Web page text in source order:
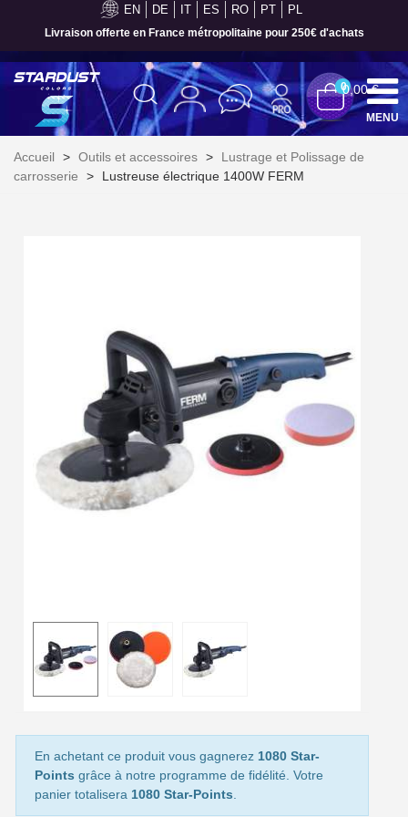
EN DE IT ES RO PT PL
Paiement en 4x sans frais dès 30€ d'achats
Inscription à la newsletter : 5€ de réduction
Livraison sous 24 h en France Métropolitaine
Livraison offerte en France métropolitaine pour 250€ d'achats
Paiement en 4x sans frais dès 30€ d'achats
Votre devis en ligne en moins d'1 minute
Réduction de 5€ sur la première commande
10€ de bon d'achat pour chaque parrainage
Livraison sous 24 h en France Métropolitaine
Livraison offerte en France métropolitaine pour 250€ d'achats
00,00 €
MENU
Accueil > Outils et accessoires >
Lustrage et Polissage de
carrosserie
> Lustreuse électrique 1400W FERM
En achetant ce produit vous gagnerez 1080 Star-
Points grâce à notre programme de fidélité. Votre
panier totalisera 1080 Star-Points